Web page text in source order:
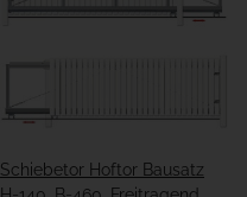
Schiebetor Hoftor Bausatz